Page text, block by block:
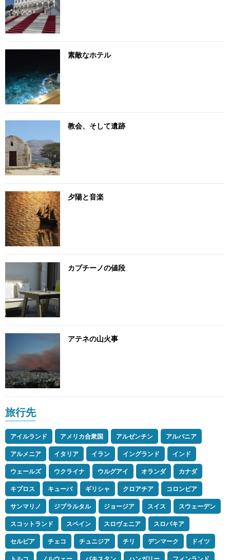
素敵なホテル
教会、そして遺跡
夕陽と音楽
カプチーノの値段
アテネの山火事
旅行先
アイルランド アメリカ合衆国 アルゼンチン
アルバニア
アルメニア
イタリア イラン イングランド
インド
ウェールズ
ウクライナ ウルグアイ オランダ
カナダ
キプロス
キューバ ギリシャ クロアチア
コロンビア
サンマリノ
ジブラルタル ジョージア スイス
スウェーデン
スコットランド
スペイン スロヴェニア
スロバキア
セルビア
チェコ チュニジア チリ デンマーク
ドイツ